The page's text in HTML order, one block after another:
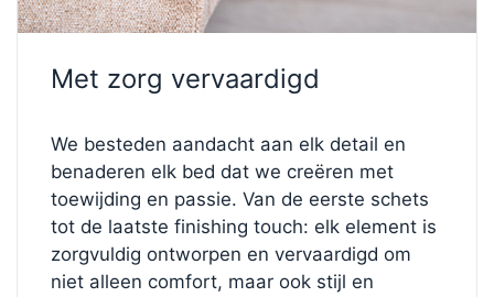
✨Maak het jouw eigen
de matras aanpassen?
te passen en creëer het perfecte bed dat past bij
uw stijl en slaapvoorkeuren.
Begin hieronder met ontwerpen!
Met zorg vervaardigd
We besteden aandacht aan elk detail en
benaderen elk bed dat we creëren met
toewijding en passie. Van de eerste schets
tot de laatste finishing touch: elk element is
zorgvuldig ontworpen en vervaardigd om
niet alleen comfort, maar ook stijl en